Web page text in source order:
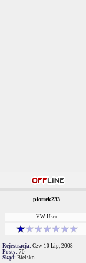
piotrek233
VW User
Rejestracja: Czw 10 Lip, 2008
Posty: 70
Skąd: Bielsko